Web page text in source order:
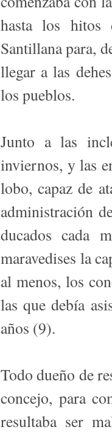
hasta los
Santillana para,
llegar a las
los pueblos.
Junto a las
inviernos, y las
lobo, capaz de
administración
ducados cada
maravedises la
al menos, los
las que debía
años (9).
Todo dueño de
concejo, para
resultaba ser